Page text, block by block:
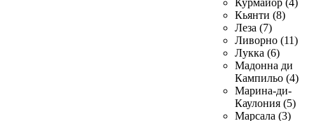
Курмайор (4)
Кьянти (8)
Леза (7)
Ливорно (11)
Лукка (6)
Мадонна ди
Кампильо (4)
Марина-ди-
Каулония (5)
Марсала (3)